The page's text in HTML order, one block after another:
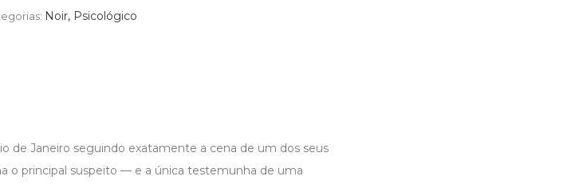
Noir, Psicológico
de Janeiro seguindo exatamente a cena de um dos seus
o principal suspeito — e a única testemunha de uma